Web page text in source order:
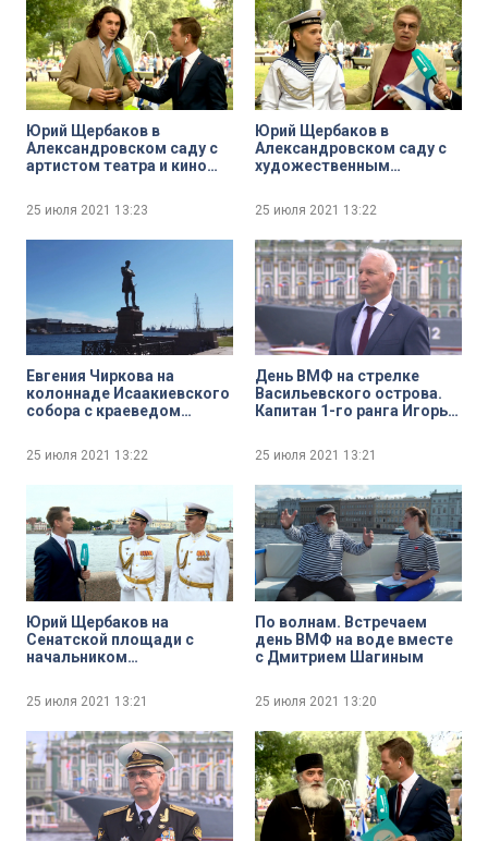
Юрий Щербаков в
Александровском саду с
артистом театра и кино
25 июля 2021 13:23
Юрий Щербаков в
Александровском саду с
художественным
морского фестиваля
Володько и солистом
вокального ансамбля
«Бриз» Дмитрием
Емельяновым
25 июля 2021 13:22
Евгения Чиркова на
колоннаде Исаакиевского
собора с краеведом
25 июля 2021 13:22
День ВМФ на стрелке
Васильевского острова.
Капитан 1-го ранга Игорь
25 июля 2021 13:21
Юрий Щербаков на
Сенатской площади с
начальником
оркестра ВМФ имени Н. А.
Валентином Лященко и
начальником
Адмиралтейского
оркестра Ленинградской
военно-морской базы
Никитой Игнатовым
25 июля 2021 13:21
По волнам. Встречаем
день ВМФ на воде вместе
с Дмитрием Шагиным
25 июля 2021 13:20